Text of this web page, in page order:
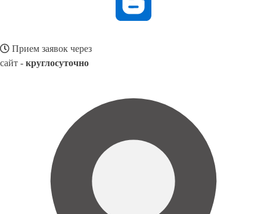
Прием заявок через
сайт - круглосуточно